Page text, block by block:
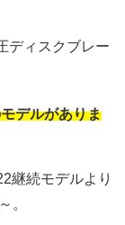
ディスクブレー
デルがありま
継続モデルより
。